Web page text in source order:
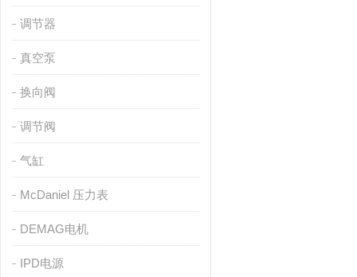
调节器
真空泵
换向阀
调节阀
气缸
McDaniel 压力表
DEMAG电机
IPD电源